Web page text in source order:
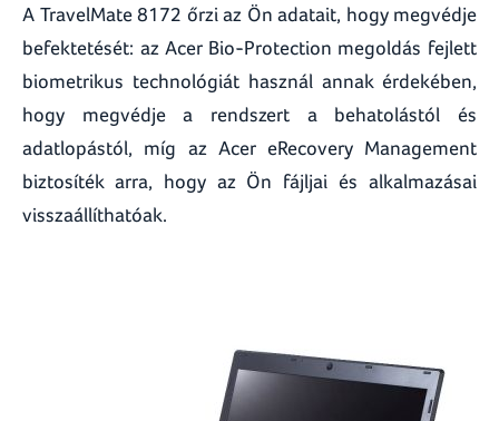
A TravelMate 8172 őrzi az Ön adatait, hogy megvédje
befektetését: az Acer Bio-Protection megoldás fejlett
biometrikus technológiát használ annak érdekében,
hogy megvédje a rendszert a behatolástól és
adatlopástól, míg az Acer eRecovery Management
biztosíték arra, hogy az Ön fájljai és alkalmazásai
visszaállíthatóak.